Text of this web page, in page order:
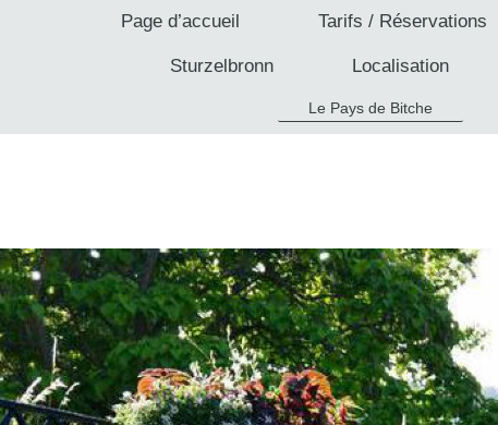
Page d’accueil Tarifs / Réservations
Sturzelbronn Localisation
Le Pays de Bitche